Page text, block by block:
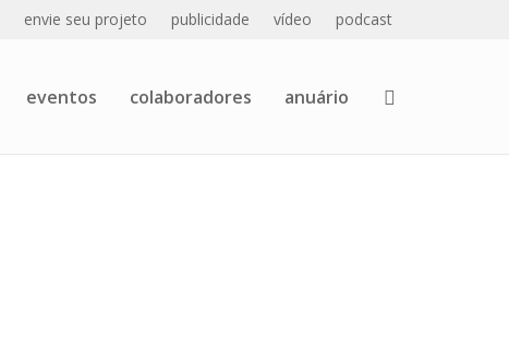
envie seu projeto publicidade vídeo podcast
eventos colaboradores anuário